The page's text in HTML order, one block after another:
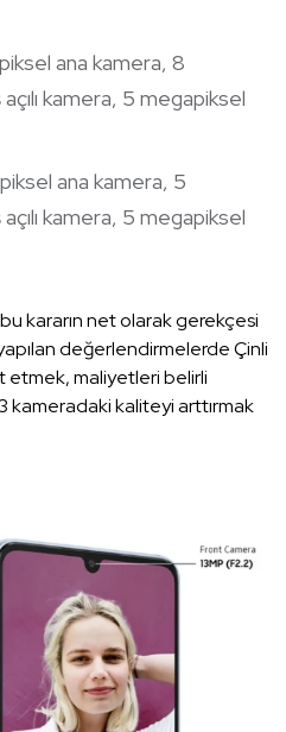
ana kamera, 8
kamera, 5 megapiksel
ana kamera, 5
kamera, 5 megapiksel
kararın net olarak gerekçesi
değerlendirmelerde Çinli
etmek, maliyetleri belirli
kameradaki kaliteyi arttırmak